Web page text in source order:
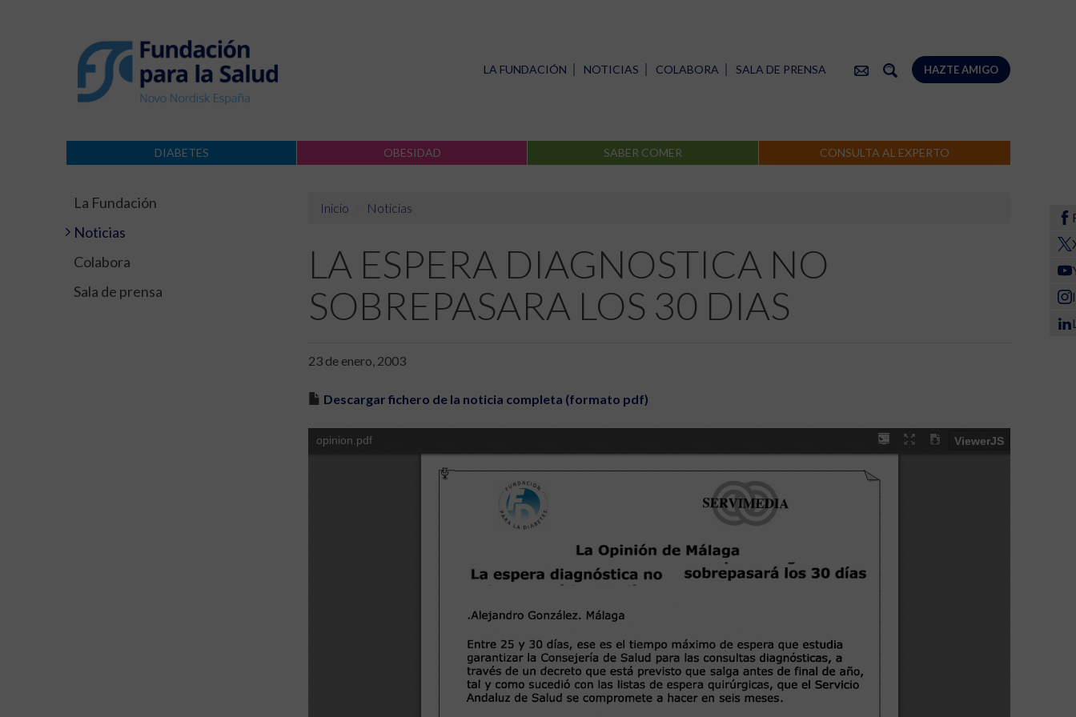
HAZTE AMIGO
LA FUNDACIÓN NOTICIAS COLABORA SALA DE PRENSA
DIABETES OBESIDAD SABER COMER CONSULTA AL EXPERTO
La Fundación
Noticias
Colabora
Sala de prensa
Inicio Noticias
LA ESPERA DIAGNOSTICA NO
SOBREPASARA LOS 30 DIAS
23 de enero, 2003
Descargar fichero de la noticia completa (formato pdf)